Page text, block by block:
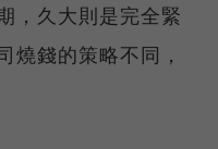
，久大則是完全緊
燒錢的策略不同，